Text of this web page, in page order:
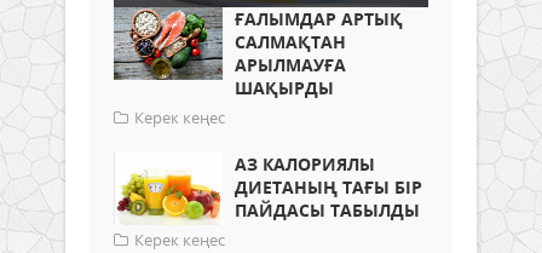
ҒАЛЫМДАР АРТЫҚ
САЛМАҚТАН
АРЫЛМАУҒА
ШАҚЫРДЫ
Керек кеңес
АЗ КАЛОРИЯЛЫ
ДИЕТАНЫҢ ТАҒЫ БІР
ПАЙДАСЫ ТАБЫЛДЫ
Керек кеңес